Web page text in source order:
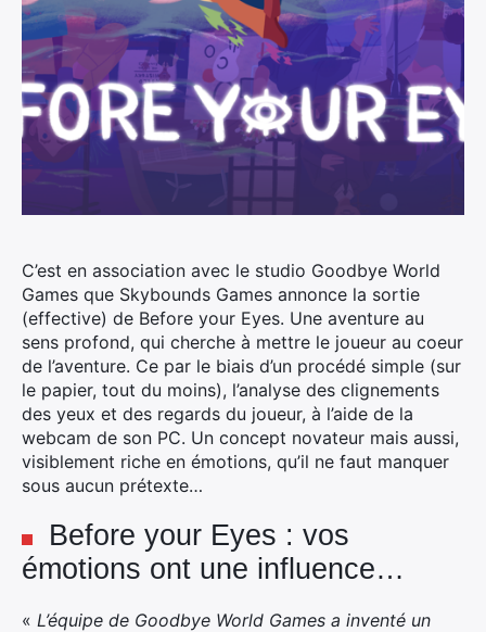
C’est en association avec le studio Goodbye World
Games que Skybounds Games annonce la sortie
(effective) de Before your Eyes. Une aventure au
sens profond, qui cherche à mettre le joueur au coeur
de l’aventure. Ce par le biais d’un procédé simple (sur
le papier, tout du moins), l’analyse des clignements
des yeux et des regards du joueur, à l’aide de la
webcam de son PC. Un concept novateur mais aussi,
visiblement riche en émotions, qu’il ne faut manquer
sous aucun prétexte…
Before your Eyes : vos
émotions ont une influence…
« L’équipe de Goodbye World Games a inventé un